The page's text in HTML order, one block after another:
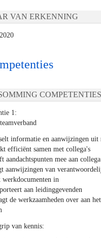
VAN ERKENNING
COMPETENTIES
1:
informatie en aanwijzingen uit
efficiënt samen met collega's
aandachtspunten mee aan
aanwijzingen van
werkdocumenten in
aan leidinggevenden
de werkzaamheden over aan
van kennis: